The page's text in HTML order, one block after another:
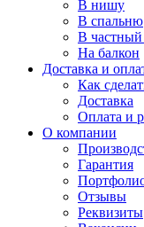
В нишу
В спальню
В
На балкон
Доставка и
Как
Доставка
Оплата и
О компании
Гарантия
Отзывы
Реквизиты